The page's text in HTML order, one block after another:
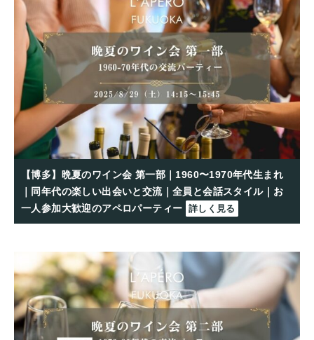
【博多】晩夏のワイン会 第一部｜1960〜1970年代生まれ
｜同年代の楽しい出会いと交流｜全員と会話スタイル｜お
一人参加大歓迎のアペロパーティー 詳しく見る